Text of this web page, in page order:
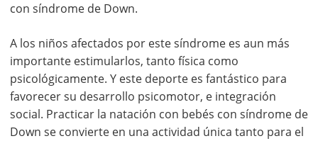
con síndrome de Down.
A los niños afectados por este síndrome es aun más
importante estimularlos, tanto física como
psicológicamente. Y este deporte es fantástico para
favorecer su desarrollo psicomotor, e integración
social. Practicar la natación con bebés con síndrome de
Down se convierte en una actividad única tanto para el